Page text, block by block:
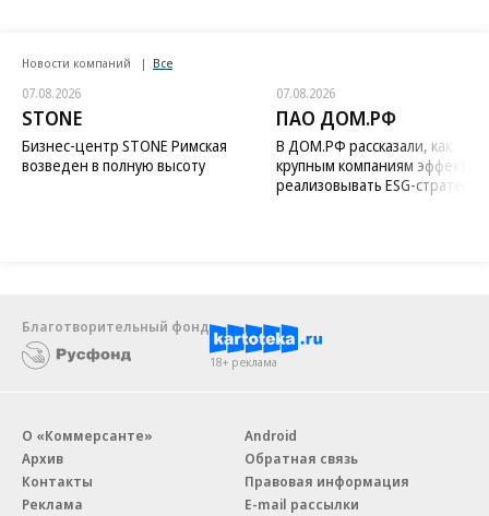
Новости компаний Все
07.08.2026
STONE
Бизнес-центр STONE Римская
возведен в полную высоту
07.08.2026
ПАО ДОМ.РФ
В ДОМ.РФ рассказали, как
крупным компаниям
реализовывать ESG-стратегию
Благотворительный фонд
18+ реклама
О «Коммерсанте»
Архив
Контакты
Реклама
Android
Обратная связь
Правовая информация
E-mail рассылки